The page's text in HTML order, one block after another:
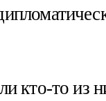
кто-то из